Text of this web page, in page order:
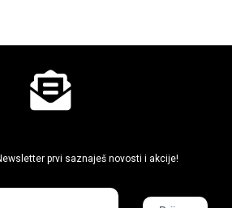
prvi saznaješ novosti i akcije!